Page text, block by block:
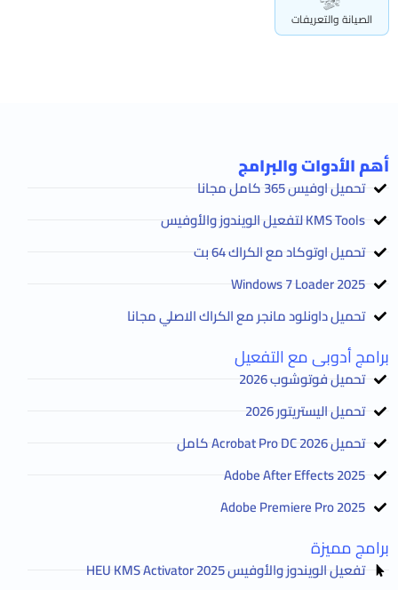
الصيانة والتعريفات
أهم الأدوات والبرامج
تحميل اوفيس 365 كامل مجانا
KMS Tools لتفعيل الويندوز والأوفيس
تحميل اوتوكاد مع الكراك 64 بت
2025 Windows 7 Loader
تحميل داونلود مانجر مع الكراك الاصلي مجانا
برامج أدوبى مع التفعيل
تحميل فوتوشوب 2026
تحميل اليستريتور 2026
تحميل Acrobat Pro DC 2026 كامل
Adobe After Effects 2025
Adobe Premiere Pro 2025
برامج مميزة
تفعيل الويندوز والأوفيس HEU KMS Activator 2025